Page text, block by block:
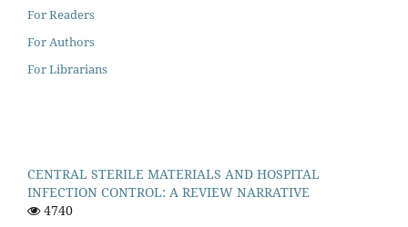
For Readers
For Authors
For Librarians
CENTRAL STERILE MATERIALS AND HOSPITAL
INFECTION CONTROL: A REVIEW NARRATIVE
4740